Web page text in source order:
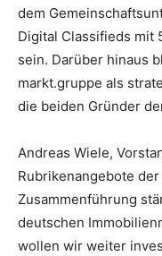
dem
Digital Classifieds mit
sein. Darüber hinaus
markt.gruppe als
die beiden Gründer
Andreas Wiele,
Rubrikenangebote
Zusammenführung
deutschen
wollen wir weiter